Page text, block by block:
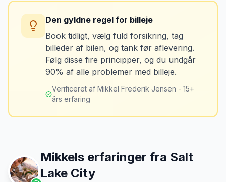
brændstofmåleren.
MJ
Mikkels erfaring Oktober 2024
“Jeg fotograferer altid bilen fra alle
vinkler ved afhentning. Det har reddet
sidste tankning.
Tank bilen op et par kilometer fra
lufthavnen dagen før aflevering. Priserne
er markant lavere.
Den gyldne regel for billeje
Book tidligt, vælg fuld forsikring, tag
billeder af bilen, og tank før aflevering.
Følg disse fire principper, og du undgår
90% af alle problemer med billeje.
Verificeret af Mikkel Frederik Jensen - 15+
års erfaring
Mikkels erfaringer fra Salt
Lake City